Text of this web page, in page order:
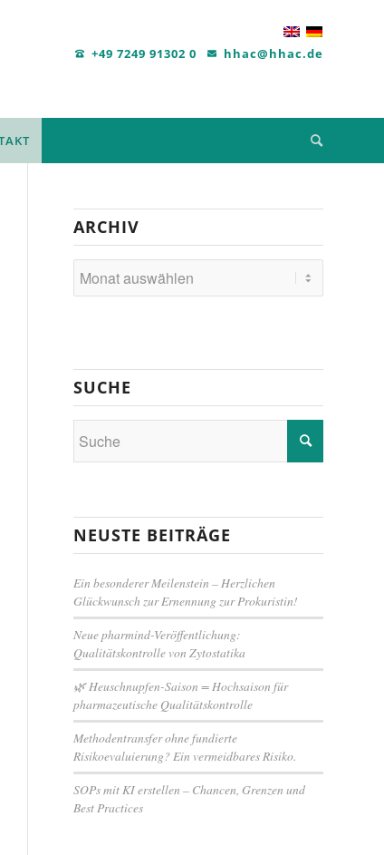
+49 7249 91302 0 hhac@hhac.de
ARCHIV
SUCHE
NEUSTE BEITRÄGE
Ein besonderer Meilenstein – Herzlichen
Glückwunsch zur Ernennung zur Prokuristin!
Neue pharmind-Veröffentlichung:
Qualitätskontrolle von Zytostatika
🌿 Heuschnupfen-Saison = Hochsaison für
pharmazeutische Qualitätskontrolle
Methodentransfer ohne fundierte
Risikoevaluierung? Ein vermeidbares Risiko.
SOPs mit KI erstellen – Chancen, Grenzen und
Best Practices